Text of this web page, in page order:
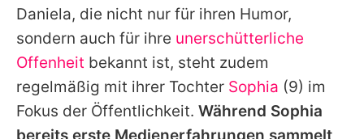
Daniela, die nicht nur für ihren Humor,
sondern auch für ihre unerschütterliche
Offenheit bekannt ist, steht zudem
regelmäßig mit ihrer Tochter Sophia (9) im
Fokus der Öffentlichkeit. Während Sophia
bereits erste Medienerfahrungen sammelt,